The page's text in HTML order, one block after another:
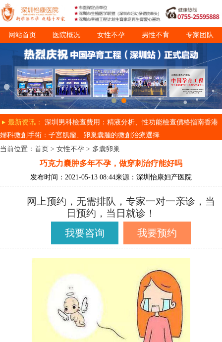
网站首页 医院概况 女性不孕 男性不育 专家团队
诊疗项目 就医指南
最新资讯： 深圳男科檢查費用：精液分析、性功能檢查價格指南香港
婦科微創手術：子宮肌瘤、卵巢囊腫的微創治療選擇
当前位置： 首页 > 女性不孕 > 多囊卵巢
巧克力囊肿多年不孕，做穿刺治疗能好吗
发布时间：2021-05-13 08:44来源：深圳怡康妇产医院
网上预约，无需排队，专家一对一亲诊，当
日预约，当日就诊！
我要咨询
我要预约